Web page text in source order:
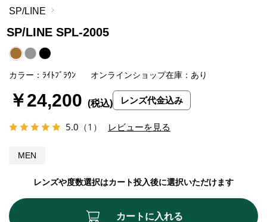
SP/LINE
SP/LINE SPL-2005
5.0 （1） レビューを見る
MEN
カラー：ﾗｲﾄﾌﾞﾗｳﾝ オンラインショップ在庫：あり
レンズや度数選択はカート投入後に選択いただけます
￥24,200 レンズ代金込み
カートに入れる